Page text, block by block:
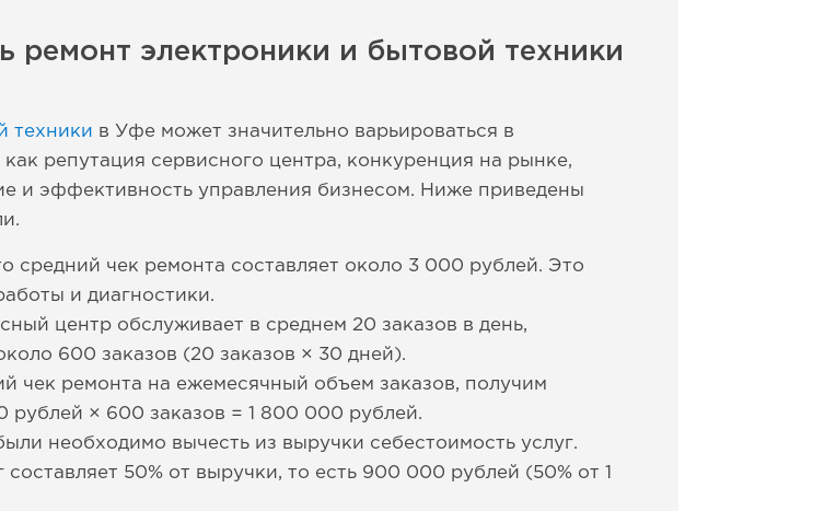
ремонт электроники и бытовой техники
техники в Уфе может значительно варьироваться в
репутация сервисного центра, конкуренция на рынке,
и эффективность управления бизнесом. Ниже приведены
средний чек ремонта составляет около 3 000 рублей. Это
и диагностики.
центр обслуживает в среднем 20 заказов в день,
600 заказов (20 заказов × 30 дней).
чек ремонта на ежемесячный объем заказов, получим
× 600 заказов = 1 800 000 рублей.
необходимо вычесть из выручки себестоимость услуг.
50% от выручки, то есть 900 000 рублей (50% от 1